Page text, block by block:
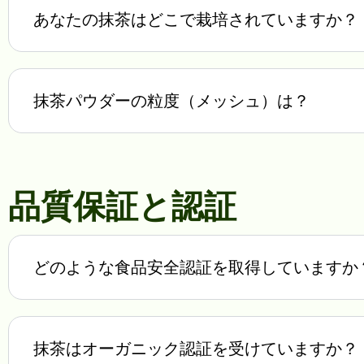
あなたの抹茶はどこで栽培されていますか？
抹茶パウダーの粒度（メッシュ）は？
品質保証と認証
どのような食品安全認証を取得していますか
抹茶はオーガニック認証を受けていますか？